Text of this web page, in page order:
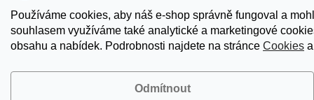
Používáme cookies, aby náš e-shop správně fungoval a
souhlasem využíváme také analytické a marketingové
obsahu a nabídek. Podrobnosti najdete na stránce Cookies
Odmítnout
© 2026 TOMAS ARSOV
Shop. Všechna práva vyhrazena. Upravit nastavení cookies